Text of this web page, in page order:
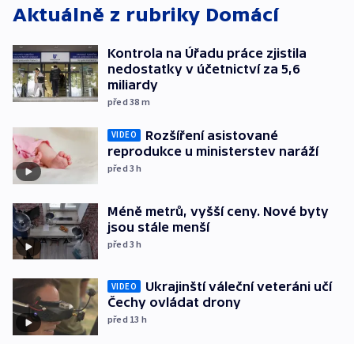
Aktuálně z rubriky Domácí
Kontrola na Úřadu práce zjistila
nedostatky v účetnictví za 5,6
miliardy
před 38 m
VIDEO
Rozšíření asistované
reprodukce u ministerstev naráží
před 3h
Méně metrů, vyšší ceny. Nové byty
jsou stále menší
před 3h
VIDEO
Ukrajinští váleční veteráni učí
Čechy ovládat drony
před 13 h